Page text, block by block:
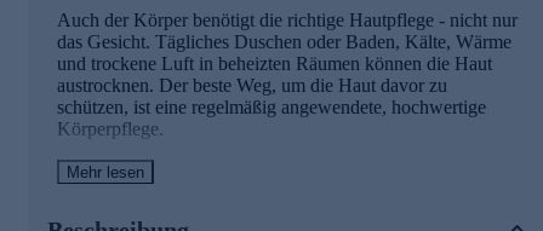
Auch der Körper benötigt die richtige Hautpflege - nicht nur
das Gesicht. Tägliches Duschen oder Baden, Kälte, Wärme
und trockene Luft in beheizten Räumen können die Haut
austrocknen. Der beste Weg, um die Haut davor zu
schützen, ist eine regelmäßig angewendete, hochwertige
Körperpflege.
Vitamin C & Q10 straffen die Haut
Die sanfte Formel des Lavolta Spa Körperelixiers mit
Mehr lesen